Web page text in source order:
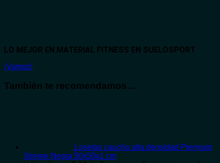
LO MEJOR EN MATERIAL FITNESS EN SUELOSPORT
¡Vamos!
También te recomendamos…
Losetas caucho alta densidad Premium
Xtreme Negra 50x50x1 cm